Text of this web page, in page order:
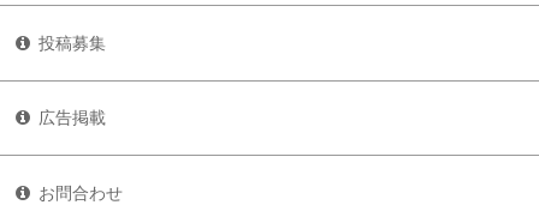
投稿募集
広告掲載
お問合わせ